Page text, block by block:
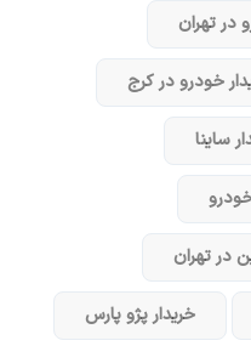
در تهران
خودرو در کرج
ساینا
در تهران
خریدار پژو پارس